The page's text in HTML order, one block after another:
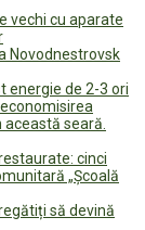
vechi cu aparate
Novodnestrovsk
energie de 2-3 ori
seară.
cinci
„Școală
să devină